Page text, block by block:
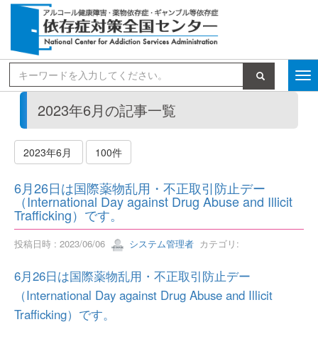
検索
2023年6月の記事一覧
2023年6月 100件
6月26日は国際薬物乱用・不正取引防止デー
（International Day against Drug Abuse and Illicit
Trafficking）です。
投稿日時 : 2023/06/06 システム管理者 カテゴリ:
6月26日は国際薬物乱用・不正取引防止デー
（International Day against Drug Abuse and Illicit
Trafficking）です。